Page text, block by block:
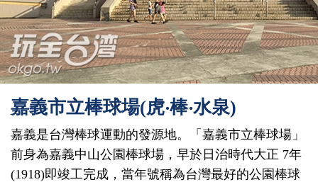
嘉義市立棒球場(虎‧棒‧水泉)
嘉義是台灣棒球運動的發源地。「嘉義市立棒球場」
前身為嘉義中山公園棒球場，早於日治時代大正 7年
(1918)即竣工完成，當年號稱為台灣最好的公園棒球